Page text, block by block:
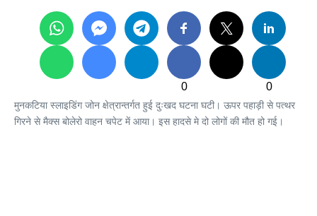
0
0
मुनकटिया स्लाइडिंग जोन क्षेत्रान्तर्गत हुई दुःखद घटना घटी। ऊपर पहाड़ी से पत्थर
गिरने से मैक्स बोलेरो वाहन चपेट में आया। इस हादसे मे दो लोगों की मौत हो गई।